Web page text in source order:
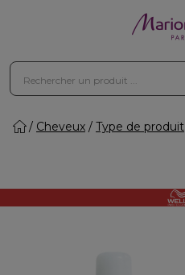
Cheveux Type de produit